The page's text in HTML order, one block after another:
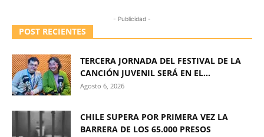
- Publicidad -
POST RECIENTES
TERCERA JORNADA DEL FESTIVAL DE LA
CANCIÓN JUVENIL SERÁ EN EL...
Agosto 6, 2026
CHILE SUPERA POR PRIMERA VEZ LA
BARRERA DE LOS 65.000 PRESOS